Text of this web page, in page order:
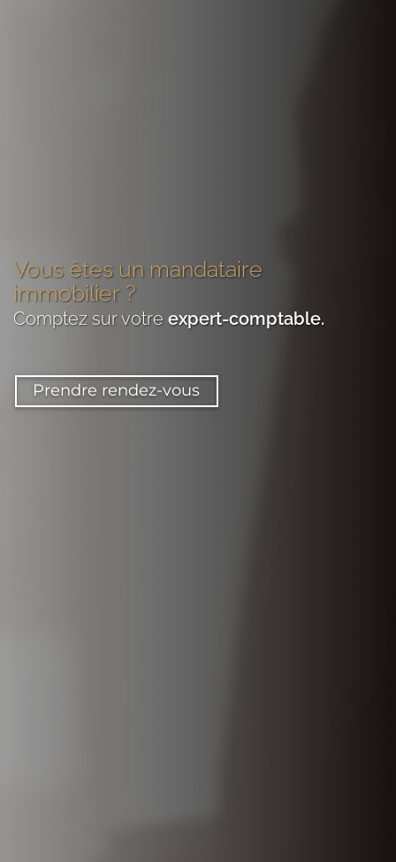
Vous êtes un mandataire
immobilier ?
Comptez sur votre expert-comptable.
Prendre rendez-vous